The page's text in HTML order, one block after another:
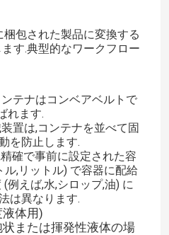
包された製品に変換する
す.典型的なワークフロー
テナはコンベアベルトで
れます.
置は,コンテナを並べて固
を防止します.
確で事前に設定された容
ル,リットル) で容器に配給
例えば,水,シロップ,油) に
は異なります.
体用)
または揮発性液体の場